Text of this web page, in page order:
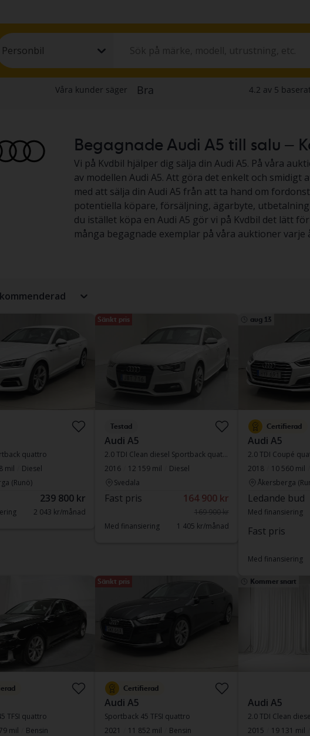
Personbil
Begagnade Audi A5 till salu –
Vi på Kvdbil hjälper dig sälja din Audi A5. På våra
av modellen Audi A5. Att göra det enkelt och smidigt
med att sälja din Audi A5 från att ta hand om
potentiella köpare, försäljning, ägarbyte,
du istället köpa en Audi A5 gör vi på Kvdbil det lätt
många begagnade exemplar på våra auktioner varje
quattro
mil
Diesel
(Runö)
239 800 kr
2 043 kr/månad
Sänkt pris
Testad
Audi A5
2.0 TDI Clean diesel Sportback quattro
2016
12 159 mil
Diesel
Svedala
Fast pris 164 900 kr
169 900 kr
Med finansiering
1 405 kr/månad
aug 13
Certifierad
Audi A5
2.0 TDI Coupé
2018
10 560 mil
Åkersberga
Ledande bud
Med finansiering
Fast pris
Med finansiering
TFSI quattro
mil
Bensin
Sänkt pris
Certifierad
Audi A5
Sportback 45 TFSI quattro
2021
11 852 mil
Bensin
Kommer snart
Audi A5
2015
19 131 mil